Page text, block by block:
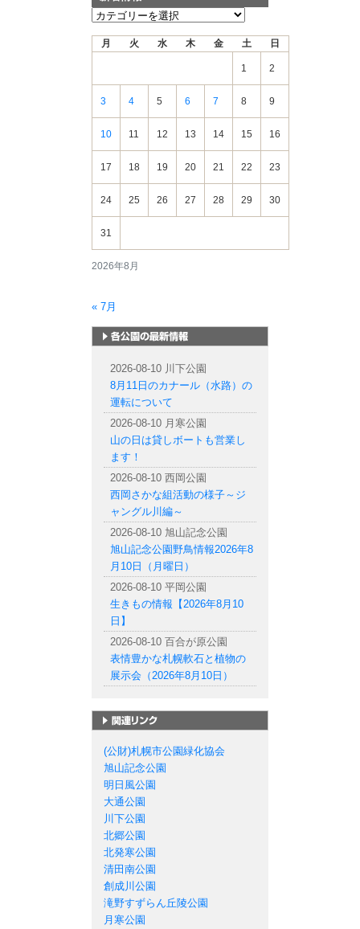
新
2026年8月
月 火 水 木 金 土 日
1 2
3 4 5 6 7 8 9
10 11 12 13 14 15 16
17 18 19 20 21 22 23
24 25 26 27 28 29 30
31
« 7月
2026-08-10 川下公園
8月11日のカナール（水路）の
運転について
2026-08-10 月寒公園
山の日は貸しボートも営業し
ます！
2026-08-10 西岡公園
西岡さかな組活動の様子～ジ
ャングル川編～
2026-08-10 旭山記念公園
旭山記念公園野鳥情報2026年8
月10日（月曜日）
2026-08-10 平岡公園
生きもの情報【2026年8月10
日】
2026-08-10 百合が原公園
表情豊かな札幌軟石と植物の
展示会（2026年8月10日）
(公財)札幌市公園緑化協会
旭山記念公園
明日風公園
大通公園
川下公園
北郷公園
北発寒公園
清田南公園
創成川公園
滝野すずらん丘陵公園
月寒公園